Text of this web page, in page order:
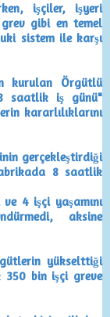
işçiler, işyeri
gibi en temel
sistem ile karşı
kurulan Örgütlü
saatlik iş günü"
kararlılıklarını
gerçekleştirdiği
8 saatlik
4 işçi yaşamını
aksine
yükselttiği
350 bin işçi greve